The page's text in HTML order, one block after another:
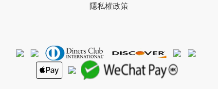
隱私權政策